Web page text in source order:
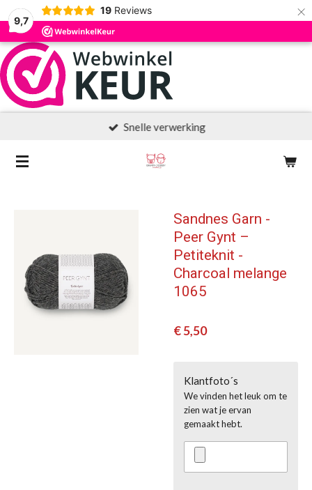
9,7
19 Reviews ×
Snelle verwerking
Sandnes Garn -
Peer Gynt –
Petiteknit -
Charcoal melange
1065
€ 5,50
Klantfoto´s
We vinden het leuk om te
zien wat je ervan
gemaakt hebt.